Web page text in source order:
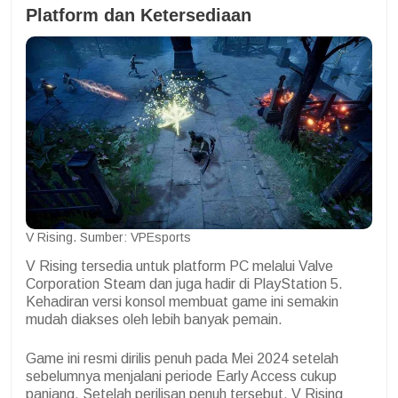
Platform dan Ketersediaan
V Rising. Sumber: VPEsports
V Rising tersedia untuk platform PC melalui Valve
Corporation Steam dan juga hadir di PlayStation 5.
Kehadiran versi konsol membuat game ini semakin
mudah diakses oleh lebih banyak pemain.
Game ini resmi dirilis penuh pada Mei 2024 setelah
sebelumnya menjalani periode Early Access cukup
panjang. Setelah perilisan penuh tersebut, V Rising